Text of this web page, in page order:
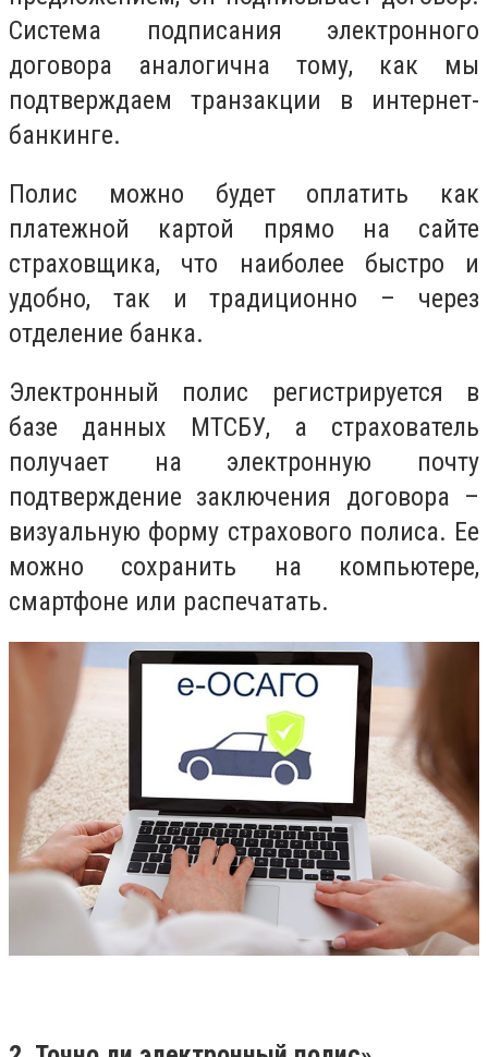
Система подписания электронного
договора аналогична тому, как мы
подтверждаем транзакции в интернет-
банкинге.
Полис можно будет оплатить как
платежной картой прямо на сайте
страховщика, что наиболее быстро и
удобно, так и традиционно – через
отделение банка.
Электронный полис регистрируется в
базе данных МТСБУ, а страхователь
получает на электронную почту
подтверждение заключения договора –
визуальную форму страхового полиса. Ее
можно сохранить на компьютере,
смартфоне или распечатать.